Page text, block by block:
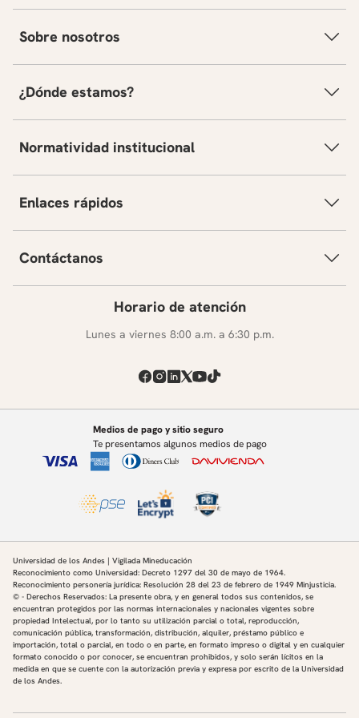
Sobre nosotros
¿Dónde estamos?
Normatividad institucional
Enlaces rápidos
Contáctanos
Horario de atención
Lunes a viernes 8:00 a.m. a 6:30 p.m.
Medios de pago y sitio seguro
Te presentamos algunos medios de pago
Universidad de los Andes | Vigilada Mineducación
Reconocimiento como Universidad: Decreto 1297 del 30 de mayo de 1964.
Reconocimiento personería jurídica: Resolución 28 del 23 de febrero de 1949 Minjusticia.
© - Derechos Reservados: La presente obra, y en general todos sus contenidos, se
encuentran protegidos por las normas internacionales y nacionales vigentes sobre
propiedad Intelectual, por lo tanto su utilización parcial o total, reproducción,
comunicación pública, transformación, distribución, alquiler, préstamo público e
importación, total o parcial, en todo o en parte, en formato impreso o digital y en cualquier
formato conocido o por conocer, se encuentran prohibidos, y solo serán lícitos en la
medida en que se cuente con la autorización previa y expresa por escrito de la Universidad
de los Andes.